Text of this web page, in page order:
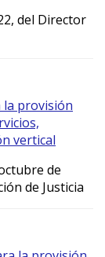
del Director
la provisión
vertical
de
de Justicia